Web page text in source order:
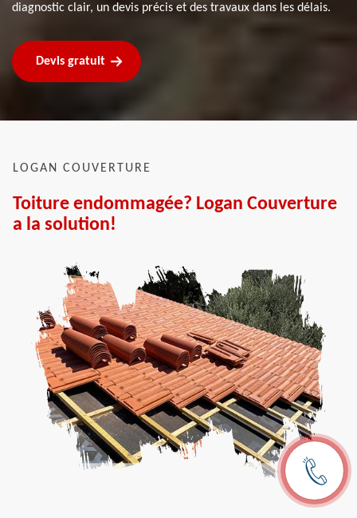
diagnostic clair, un devis précis et des travaux dans les délais.
Devis gratuit
LOGAN COUVERTURE
Toiture endommagée? Logan Couverture
a la solution!